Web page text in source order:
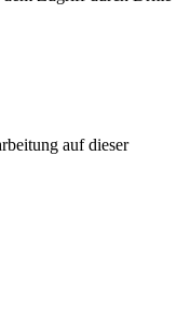
auf dieser